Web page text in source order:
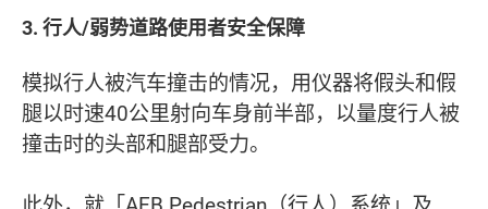
3. 行人/弱势道路使用者安全保障
模拟行人被汽车撞击的情况，用仪器将假头和假
腿以时速40公里射向车身前半部，以量度行人被
撞击时的头部和腿部受力。